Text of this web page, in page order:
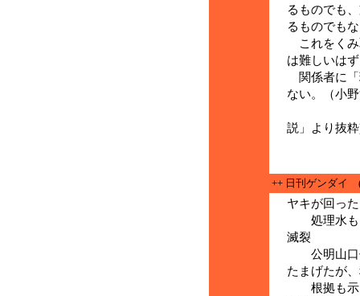
るものでも
るものでも
これをくみ
は難しいは
関係者に「
ない。（小
説」より抜
++ 日刊ゲンダ
ヤキが回っ
処理水も
滅裂
公明山口
たまげたが
根拠も示